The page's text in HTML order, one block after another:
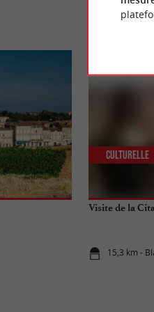
Visite de la
15,3 km -
Culturelle